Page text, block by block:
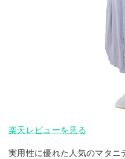
楽天レビューを見る
実用性に優れた人気のマタニ